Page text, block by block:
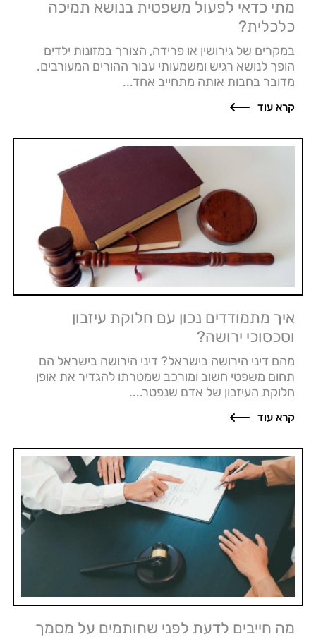
מתי כדאי לפעול משפטית בנושא תמיכה
כלכלית?
במקרים של גירושין או פרידה, הצורך במזונות ילדים
הופך לנושא רגיש ומשמעותי עבור ההורים המעורבים.
מדובר בחבות אותה מתחייב אחד...
קרא עוד
איך מתמודדים נכון עם חלוקת עיזבון
וסכסוכי ירושה?
מהם דיני הירושה בישראל? דיני הירושה בישראל הם
תחום משפטי חשוב ומורכב שמטרתו להגדיר את אופן
חלוקת העיזבון של אדם שנפטר....
קרא עוד
מה חייבים לדעת לפני שחותמים על מסמך